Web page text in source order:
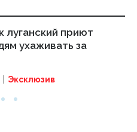
луганский приют
ухаживать за
Эксклюзив